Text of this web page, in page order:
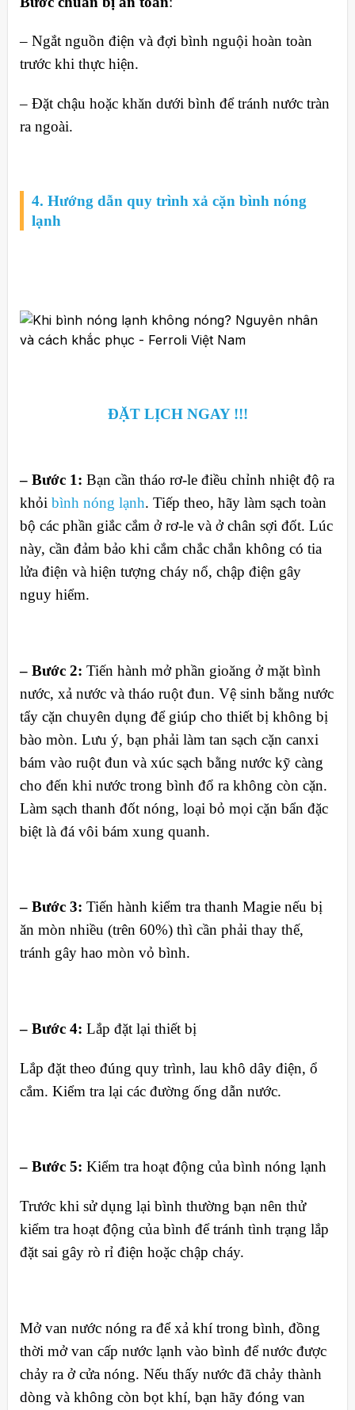
– Ngắt nguồn điện và đợi bình nguội hoàn toàn
trước khi thực hiện.
– Đặt chậu hoặc khăn dưới bình để tránh nước tràn
ra ngoài.
4. Hướng dẫn quy trình xả cặn bình nóng
lạnh
ĐẶT LỊCH NGAY !!!
– Bước 1: Bạn cần tháo rơ-le điều chỉnh nhiệt độ ra
khỏibình nóng lạnh. Tiếp theo, hãy làm sạch toàn
bộ các phần giắc cắm ở rơ-le và ở chân sợi đốt. Lúc
này, cần đảm bảo khi cắm chắc chắn không có tia
lửa điện và hiện tượng cháy nổ, chập điện gây
nguy hiểm.
– Bước 2: Tiến hành mở phần gioăng ở mặt bình
nước, xả nước và tháo ruột đun. Vệ sinh bằng nước
tẩy cặn chuyên dụng để giúp cho thiết bị không bị
bào mòn. Lưu ý, bạn phải làm tan sạch cặn canxi
bám vào ruột đun và xúc sạch bằng nước kỹ càng
cho đến khi nước trong bình đổ ra không còn cặn.
Làm sạch thanh đốt nóng, loại bỏ mọi cặn bẩn đặc
biệt là đá vôi bám xung quanh.
– Bước 3: Tiến hành kiểm tra thanh Magie nếu bị
ăn mòn nhiều (trên 60%) thì cần phải thay thế,
tránh gây hao mòn vỏ bình.
– Bước 4: Lắp đặt lại thiết bị
Lắp đặt theo đúng quy trình, lau khô dây điện, ổ
cắm. Kiểm tra lại các đường ống dẫn nước.
– Bước 5: Kiểm tra hoạt động của bình nóng lạnh
Trước khi sử dụng lại bình thường bạn nên thử
kiểm tra hoạt động của bình để tránh tình trạng lắp
đặt sai gây rò rỉ điện hoặc chập cháy.
Mở van nước nóng ra để xả khí trong bình, đồng
thời mở van cấp nước lạnh vào bình để nước được
chảy ra ở cửa nóng. Nếu thấy nước đã chảy thành
dòng và không còn bọt khí, bạn hãy đóng van